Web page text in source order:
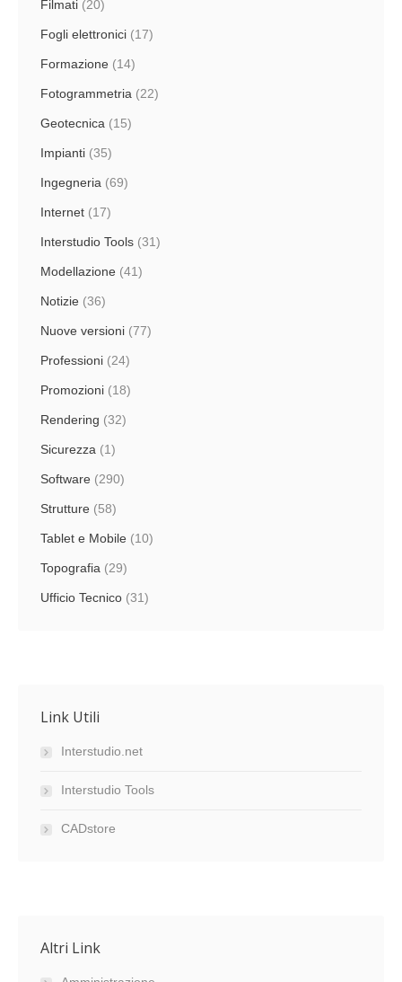
Filmati (20)
Fogli elettronici (17)
Formazione (14)
Fotogrammetria (22)
Geotecnica (15)
Impianti (35)
Ingegneria (69)
Internet (17)
Interstudio Tools (31)
Modellazione (41)
Notizie (36)
Nuove versioni (77)
Professioni (24)
Promozioni (18)
Rendering (32)
Sicurezza (1)
Software (290)
Strutture (58)
Tablet e Mobile (10)
Topografia (29)
Ufficio Tecnico (31)
Link Utili
Interstudio.net
Interstudio Tools
CADstore
Altri Link